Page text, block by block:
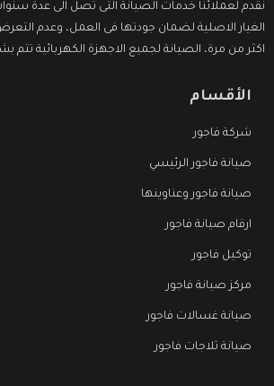
نقدم لعملائنا خدمات الصيانة التى تصل الى عدة
الغيار الاصلية لضمان جودتها فى العمل، وعدم
اكثر من مرة، الصيانة لجميع الاجهزة الكهربائية
الأقسام
شركة فاجور
صيانة فاجور الرئيسي
صيانة فاجور وعناوينها
ارقام صيانة فاجور
توكيل فاجور
مركز صيانة فاجور
صيانة غسالات فاجور
صيانة ثلاجات فاجور